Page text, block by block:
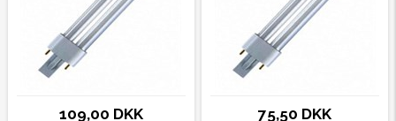
109,00 DKK 75,50 DKK